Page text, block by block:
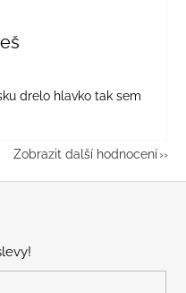
je 5 z 5 hvězdiček.
drelo hlavko tak sem
Zobrazit další hodnocení